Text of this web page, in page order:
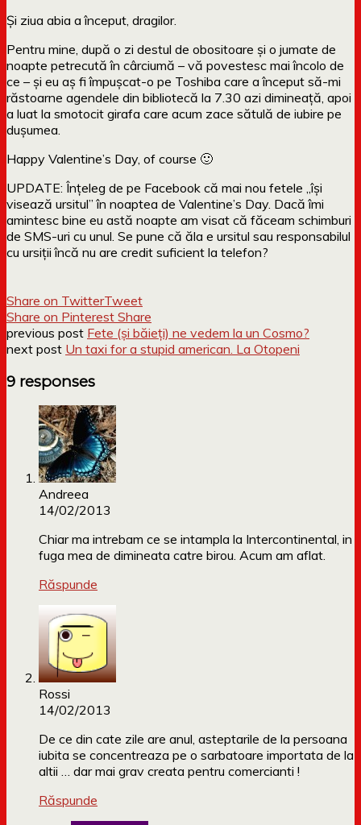
Și ziua abia a început, dragilor.
Pentru mine, după o zi destul de obositoare și o jumate de
noapte petrecută în cârciumă – vă povestesc mai încolo de
ce – și eu aș fi împușcat-o pe Toshiba care a început să-mi
răstoarne agendele din bibliotecă la 7.30 azi dimineață, apoi
a luat la smotocit girafa care acum zace sătulă de iubire pe
dușumea.
Happy Valentine’s Day, of course 🙂
UPDATE: Înțeleg de pe Facebook că mai nou fetele „își
visează ursitul” în noaptea de Valentine’s Day. Dacă îmi
amintesc bine eu astă noapte am visat că făceam schimburi
de SMS-uri cu unul. Se pune că ăla e ursitul sau responsabilul
cu ursiții încă nu are credit suficient la telefon?
Share on TwitterTweet
Share on Pinterest Share
previous post Fete (și băieți) ne vedem la un Cosmo?
next post Un taxi for a stupid american. La Otopeni
9 responses
Andreea
14/02/2013
Chiar ma intrebam ce se intampla la Intercontinental, in
fuga mea de dimineata catre birou. Acum am aflat.
Răspunde
Rossi
14/02/2013
De ce din cate zile are anul, asteptarile de la persoana
iubita se concentreaza pe o sarbatoare importata de la
altii … dar mai grav creata pentru comercianti !
Răspunde